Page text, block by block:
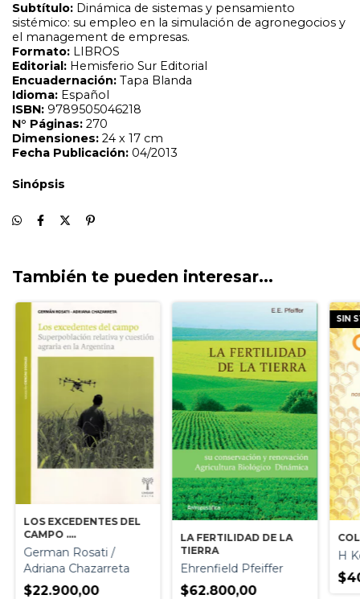
También te pueden interesar...
LOS EXCEDENTES DEL
CAMPO .
SUPERPOBLACION
RELATIVA Y CUESTION
AGRARIA EN LA
ARGENTINA
German Rosati /
Adriana Chazarreta
$22.900,00
LA FERTILIDAD DE LA
TIERRA
Ehrenfield Pfeiffer
$62.800,00
SIN
H